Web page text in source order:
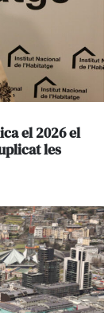
el 2026 el
les